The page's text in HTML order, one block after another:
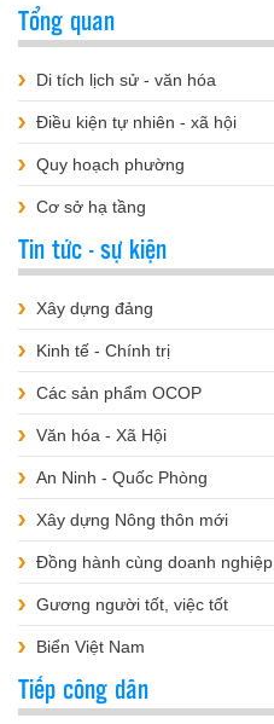
Tổng quan
Di tích lịch sử - văn hóa
Điều kiện tự nhiên - xã hội
Quy hoạch phường
Cơ sở hạ tầng
Tin tức - sự kiện
Xây dựng đảng
Kinh tế - Chính trị
Các sản phẩm OCOP
Văn hóa - Xã Hội
An Ninh - Quốc Phòng
Xây dựng Nông thôn mới
Đồng hành cùng doanh nghiệp
Gương người tốt, việc tốt
Biển Việt Nam
Tiếp công dân